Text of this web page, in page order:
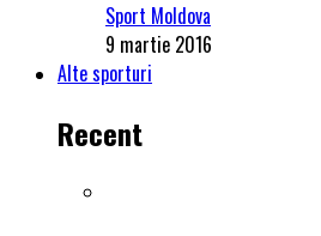
Sport Moldova
9 martie 2016
Alte sporturi
Recent